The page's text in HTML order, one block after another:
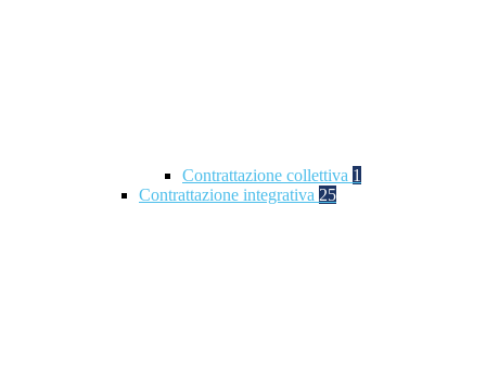
Contrattazione collettiva 1
Contrattazione integrativa 25